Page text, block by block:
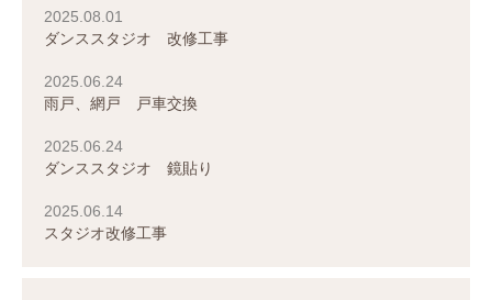
2025.08.01
ダンススタジオ 改修工事
2025.06.24
雨戸、網戸 戸車交換
2025.06.24
ダンススタジオ 鏡貼り
2025.06.14
スタジオ改修工事